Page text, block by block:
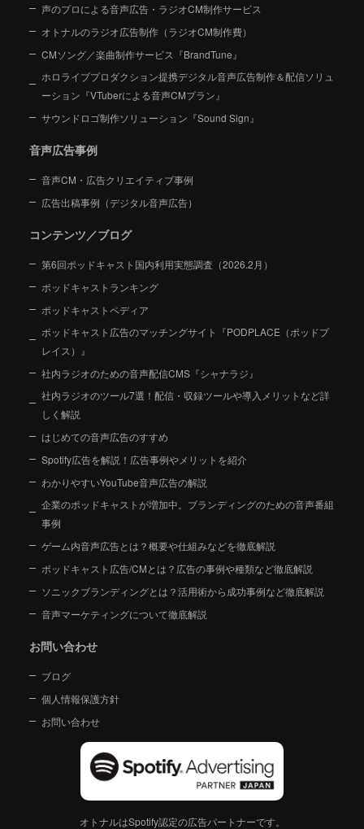
声のプロによる音声広告・ラジオCM制作サービス
オトナルのラジオ広告制作（ラジオCM制作費）
CMソング／楽曲制作サービス『BrandTune』
ホロライブプロダクション提携デジタル音声広告制作＆配信ソリュ
ーション 『VTuberによる音声CMプラン』
サウンドロゴ制作ソリューション『Sound Sign』
音声広告事例
音声CM・広告クリエイティブ事例
広告出稿事例（デジタル音声広告）
コンテンツ／ブログ
第6回ポッドキャスト国内利用実態調査（2026.2月）
ポッドキャストランキング
ポッドキャストペディア
ポッドキャスト広告のマッチングサイト『PODPLACE（ポッドプ
レイス）』
社内ラジオのための音声配信CMS『シャナラジ』
社内ラジオのツール7選！配信・収録ツールや導入メリットなど詳
しく解説
はじめての音声広告のすすめ
Spotify広告を解説！広告事例やメリットを紹介
わかりやすいYouTube音声広告の解説
企業のポッドキャストが増加中。ブランディングのための音声番組
事例
ゲーム内音声広告とは？概要や仕組みなどを徹底解説
ポッドキャスト広告/CMとは？広告の事例や種類など徹底解説
ソニックブランディングとは？活用術から成功事例など徹底解説
音声マーケティングについて徹底解説
お問い合わせ
ブログ
個人情報保護方針
お問い合わせ
オトナルはSpotify認定の広告パートナーです。